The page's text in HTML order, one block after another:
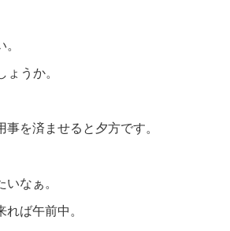
うか。
事を済ませると夕方です。
いなぁ。
れば午前中。